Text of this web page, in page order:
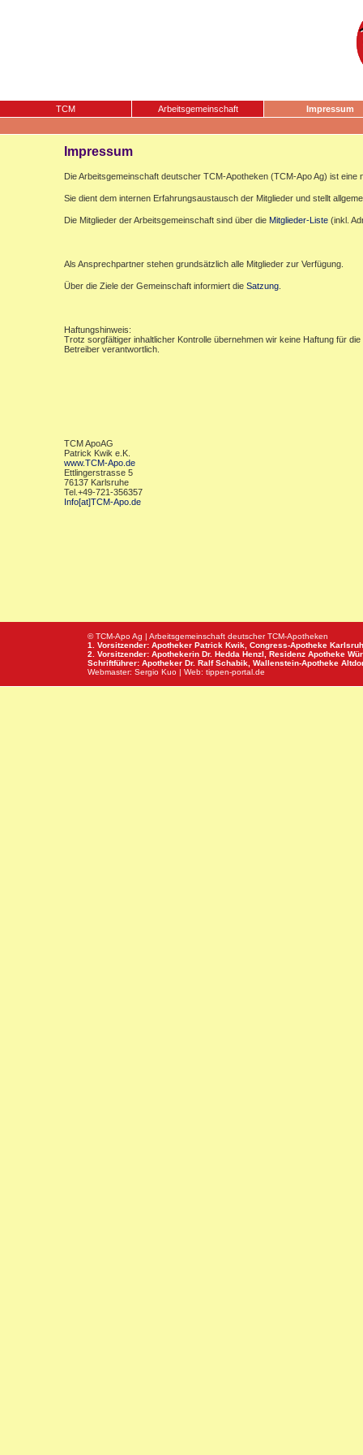
TCM Arbeitsgemeinschaft Impressum
Impressum
Die Arbeitsgemeinschaft deutscher TCM-Apotheken (TCM-Apo Ag) ist eine
Sie dient dem internen Erfahrungsaustausch der Mitglieder und stellt
Die Mitglieder der Arbeitsgemeinschaft sind über die Mitglieder-Liste (inkl.
Als Ansprechpartner stehen grundsätzlich alle Mitglieder zur Verfügung.
Über die Ziele der Gemeinschaft informiert die Satzung
Haftungshinweis:
Trotz sorgfältiger inhaltlicher Kontrolle übernehmen wir keine Haftung für
Betreiber verantwortlich.
TCM ApoAG
Patrick Kwik e.K.
www.TCM-Apo.de
Ettlingerstrasse 5
76137 Karlsruhe
Tel.+49-721-356357
Info[at]TCM-Apo.de
© TCM-Apo Ag | Arbeitsgemeinschaft deutscher TCM-Apotheken
1. Vorsitzender: Apotheker Patrick Kwik, Congress-Apotheke
2. Vorsitzender: Apothekerin Dr. Hedda Henzl, Residenz Apotheke
Schriftführer: Apotheker Dr. Ralf Schabik, Wallenstein-Apotheke
Webmaster: Sergio Kuo | Web: tippen-portal.de